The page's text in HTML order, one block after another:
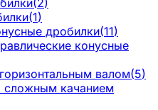
(2)
(1)
дробилки(11)
конусные
валом(5)
качанием